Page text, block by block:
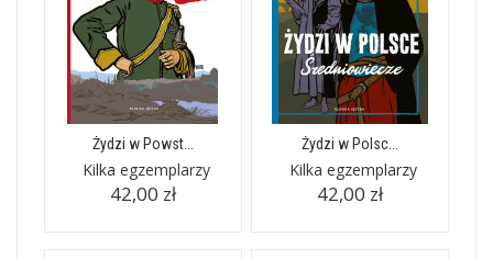
Żydzi w Powst...
Kilka egzemplarzy
42,00 zł
Żydzi w Polsc...
Kilka egzemplarzy
42,00 zł